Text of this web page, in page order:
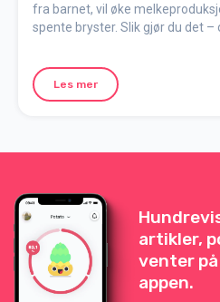
fra barnet, vil øke
spente bryster. Slik gjør du det –
Les mer
artikler,
venter
appen.